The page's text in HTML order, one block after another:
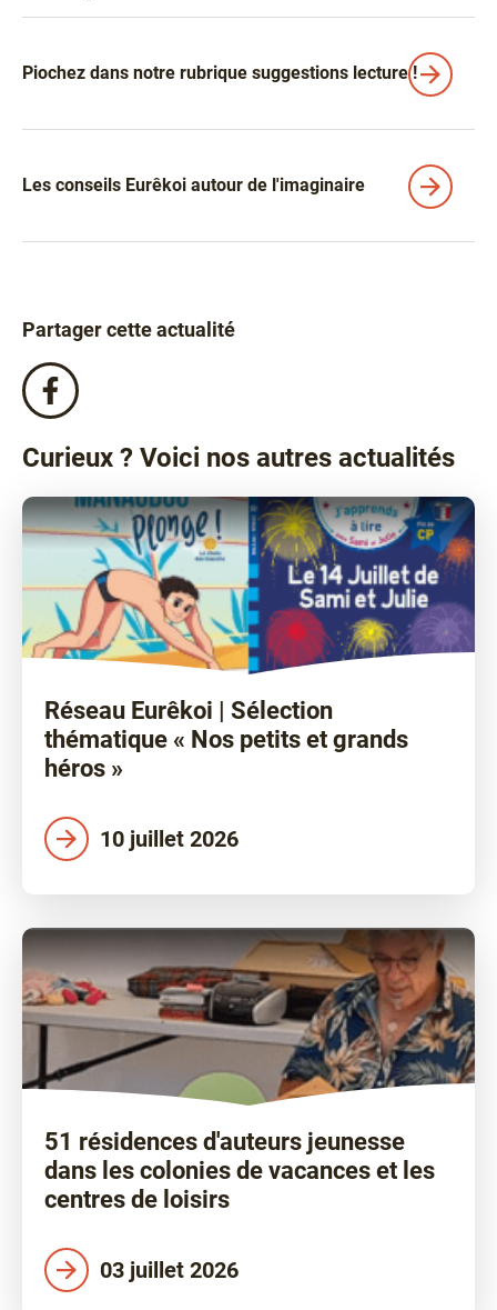
Piochez dans notre rubrique suggestions lecture !
Les conseils Eurêkoi autour de l'imaginaire
Partager cette actualité
Partagez
cette
actualité
sur
!
Curieux ? Voici nos autres actualités
Réseau Eurêkoi | Sélection
thématique « Nos petits et grands
héros »
10 juillet 2026
51 résidences d'auteurs jeunesse
dans les colonies de vacances et les
centres de loisirs
03 juillet 2026